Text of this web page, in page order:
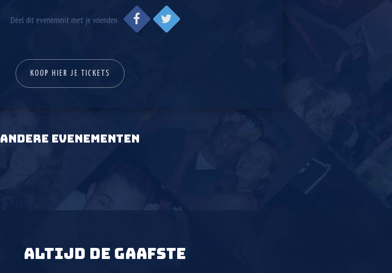
Deel dit evenement met je vrienden
KOOP HIER JE TICKETS
ANDERE EVENEMENTEN
ALTIJD DE GAAFSTE